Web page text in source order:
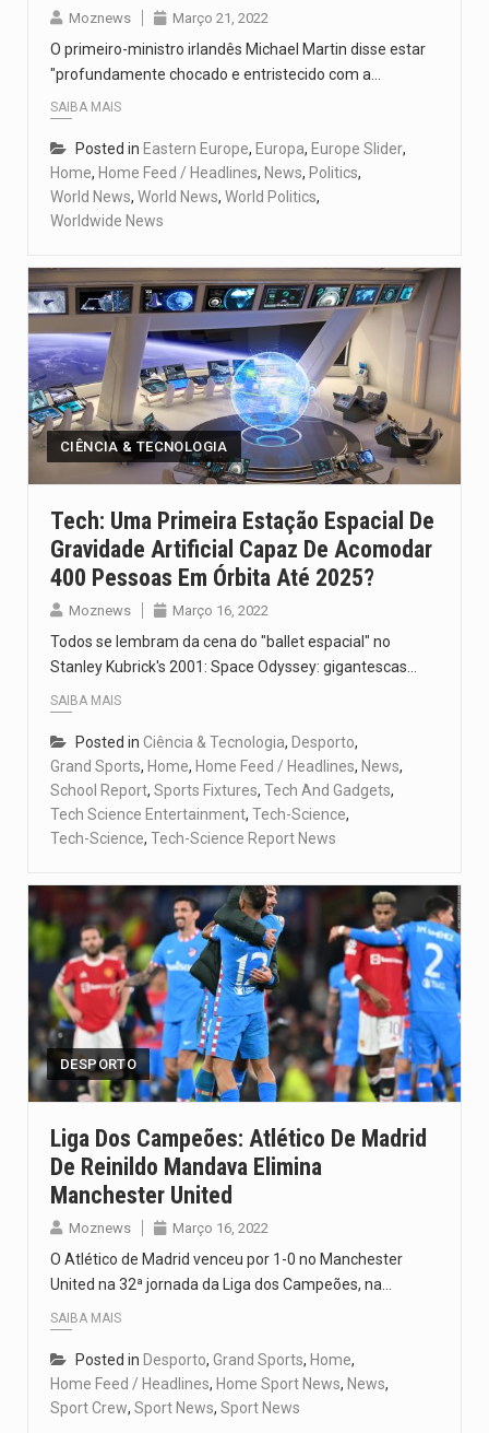
Moznews Março 21, 2022
O primeiro-ministro irlandês Michael Martin disse estar
"profundamente chocado e entristecido com a…
SAIBA MAIS
Posted in Eastern Europe, Europa, Europe Slider,
Home, Home Feed / Headlines, News, Politics,
World News, World News, World Politics,
Worldwide News
CIÊNCIA & TECNOLOGIA
Tech: Uma Primeira Estação Espacial De
Gravidade Artificial Capaz De Acomodar
400 Pessoas Em Órbita Até 2025?
Moznews Março 16, 2022
Todos se lembram da cena do "ballet espacial" no
Stanley Kubrick's 2001: Space Odyssey: gigantescas…
SAIBA MAIS
Posted in Ciência & Tecnologia, Desporto,
Grand Sports, Home, Home Feed / Headlines, News,
School Report, Sports Fixtures, Tech And Gadgets,
Tech Science Entertainment, Tech-Science,
Tech-Science, Tech-Science Report News
DESPORTO
Liga Dos Campeões: Atlético De Madrid
De Reinildo Mandava Elimina
Manchester United
Moznews Março 16, 2022
O Atlético de Madrid venceu por 1-0 no Manchester
United na 32ª jornada da Liga dos Campeões, na…
SAIBA MAIS
Posted in Desporto, Grand Sports, Home,
Home Feed / Headlines, Home Sport News, News,
Sport Crew, Sport News, Sport News